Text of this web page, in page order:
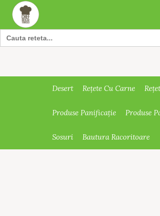
Search
for:
Desert Rețete Cu Carne
Produse Panificație Produse
Sosuri Bautura Racoritoare